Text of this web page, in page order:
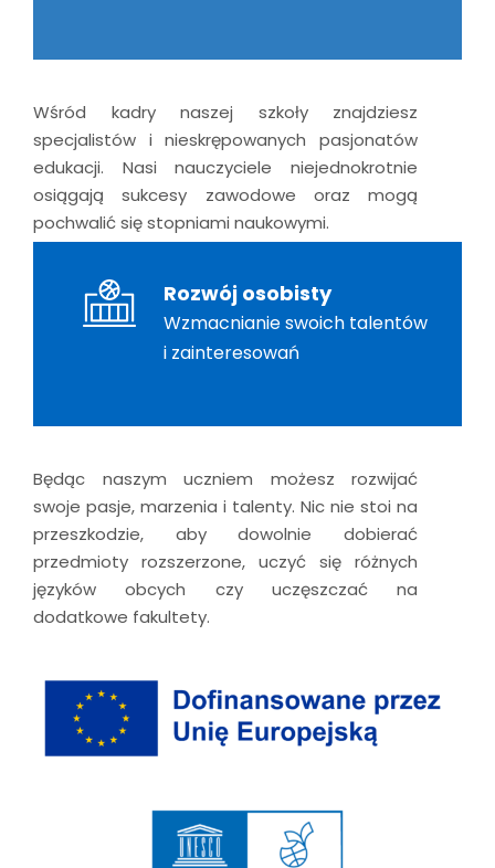
Wśród kadry naszej szkoły znajdziesz
specjalistów i nieskrępowanych pasjonatów
edukacji. Nasi nauczyciele niejednokrotnie
osiągają sukcesy zawodowe oraz mogą
pochwalić się stopniami naukowymi.
Rozwój osobisty
Wzmacnianie swoich talentów
i zainteresowań
Będąc naszym uczniem możesz rozwijać
swoje pasje, marzenia i talenty. Nic nie stoi na
przeszkodzie, aby dowolnie dobierać
przedmioty rozszerzone, uczyć się różnych
języków obcych czy uczęszczać na
dodatkowe fakultety.